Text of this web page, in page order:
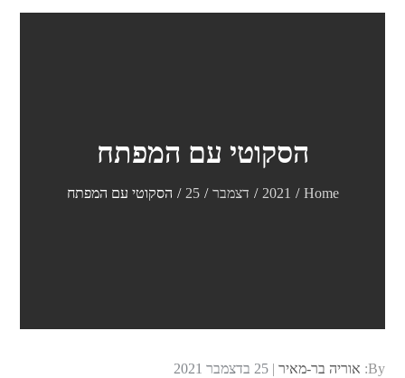
הסקוטי עם המפתח
Home
2021 דצמבר 25 הסקוטי עם המפתח
By: אוריה בר-מאיר
Posted
25 בדצמבר 2021